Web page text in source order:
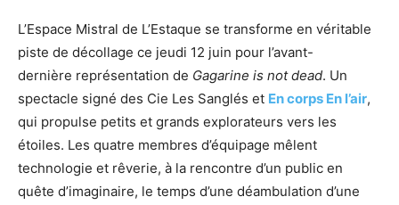
L’Espace Mistral de L’Estaque se transforme en véritable
piste de décollage ce jeudi 12 juin pour l’avant-
dernière représentation de Gagarine is not dead. Un
spectacle signé des Cie Les Sanglés et En corps En l’air,
qui propulse petits et grands explorateurs vers les
étoiles. Les quatre membres d’équipage mêlent
technologie et rêverie, à la rencontre d’un public en
quête d’imaginaire, le temps d’une déambulation d’une